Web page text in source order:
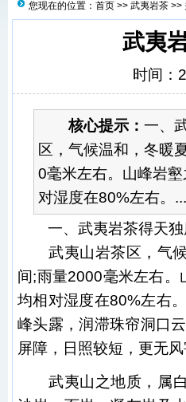
您现在的位置： 首页 >> 武夷岩茶 >>
武夷
时间：
核心提示： 一、
区，气候温和，冬
0毫米左右。山峰岩
对湿度在80%左右。...
一、 武夷岩茶得天
武夷山岩茶区，气
间;雨量2000毫米左右。
均相对湿度在80%左右
峰头露，润滞珠帘洞口
屏障，日照较短，更无
武夷山 之地质，属